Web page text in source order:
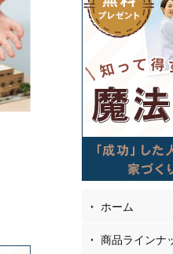
ホーム
商品ラインナ